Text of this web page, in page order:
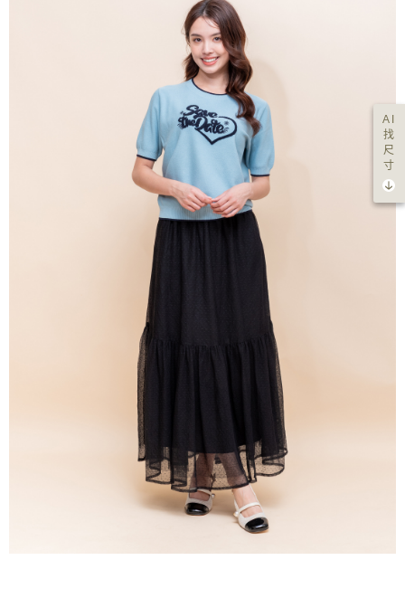
AI
找
尺
寸